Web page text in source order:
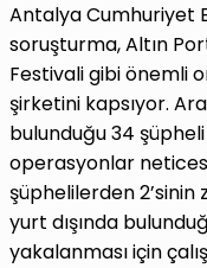
Antalya Cumhuriyet
soruşturma, Altın
Festivali gibi önemli
şirketini kapsıyor.
bulunduğu 34
operasyonlar
şüphelilerden 2’sinin
yurt dışında
yakalanması için